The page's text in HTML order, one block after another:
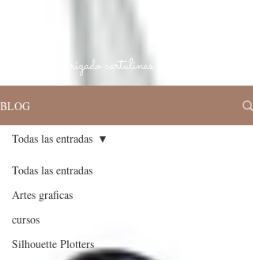
papel texturizado cartulinas especiales
BLOG
Todas las entradas
Artes graficas
cursos
Silhouette Plotters
Todas las entradas